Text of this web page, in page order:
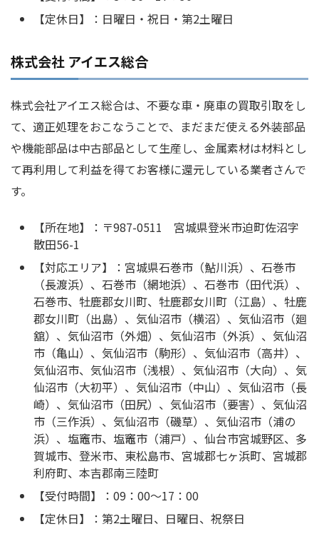
【定休日】：日曜日・祝日・第2土曜日
株式会社 アイエス総合
株式会社アイエス総合は、不要な車・廃車の買取引取をし
て、適正処理をおこなうことで、まだまだ使える外装部品
や機能部品は中古部品として生産し、金属素材は材料とし
て再利用して利益を得てお客様に還元している業者さんで
す。
【所在地】：〒987-0511 宮城県登米市迫町佐沼字
散田56-1
【対応エリア】：宮城県石巻市（鮎川浜）、石巻市
（長渡浜）、石巻市（網地浜）、石巻市（田代浜）、
石巻市、牡鹿郡女川町、牡鹿郡女川町（江島）、牡鹿
郡女川町（出島）、気仙沼市（横沼）、気仙沼市（廻
舘）、気仙沼市（外畑）、気仙沼市（外浜）、気仙沼
市（亀山）、気仙沼市（駒形）、気仙沼市（高井）、
気仙沼市、気仙沼市（浅根）、気仙沼市（大向）、気
仙沼市（大初平）、気仙沼市（中山）、気仙沼市（長
崎）、気仙沼市（田尻）、気仙沼市（要害）、気仙沼
市（三作浜）、気仙沼市（磯草）、気仙沼市（浦の
浜）、塩竈市、塩竈市（浦戸）、仙台市宮城野区、多
賀城市、登米市、東松島市、宮城郡七ヶ浜町、宮城郡
利府町、本吉郡南三陸町
【受付時間】：09：00～17：00
【定休日】：第2土曜日、日曜日、祝祭日